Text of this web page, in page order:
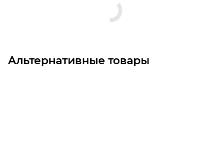
Альтернативные товары